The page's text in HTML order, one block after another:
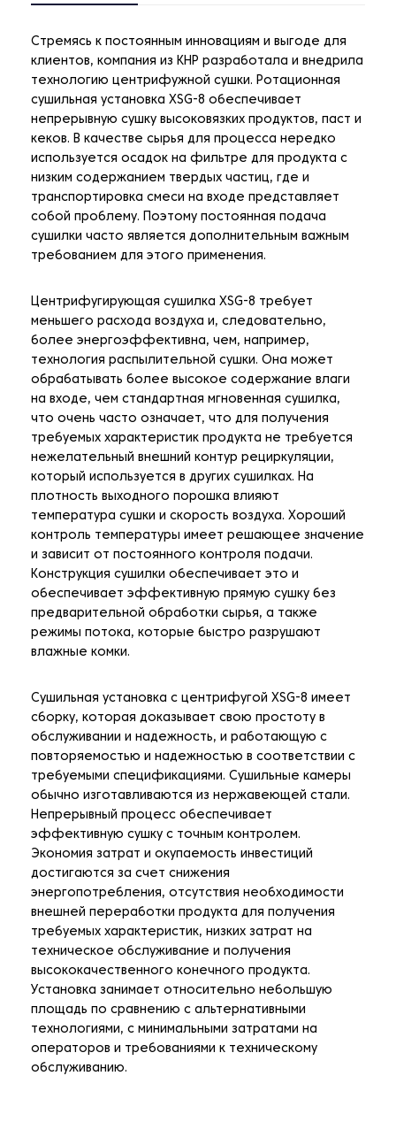
Стремясь к постоянным инновациям и выгоде для
клиентов, компания из КНР разработала и внедрила
технологию центрифужной сушки. Ротационная
сушильная установка XSG-8 обеспечивает
непрерывную сушку высоковязких продуктов, паст и
кеков. В качестве сырья для процесса нередко
используется осадок на фильтре для продукта с
низким содержанием твердых частиц, где и
транспортировка смеси на входе представляет
собой проблему. Поэтому постоянная подача
сушилки часто является дополнительным важным
требованием для этого применения.
Центрифугирующая сушилка XSG-8 требует
меньшего расхода воздуха и, следовательно,
более энергоэффективна, чем, например,
технология распылительной сушки. Она может
обрабатывать более высокое содержание влаги
на входе, чем стандартная мгновенная сушилка,
что очень часто означает, что для получения
требуемых характеристик продукта не требуется
нежелательный внешний контур рециркуляции,
который используется в других сушилках. На
плотность выходного порошка влияют
температура сушки и скорость воздуха. Хороший
контроль температуры имеет решающее значение
и зависит от постоянного контроля подачи.
Конструкция сушилки обеспечивает это и
обеспечивает эффективную прямую сушку без
предварительной обработки сырья, а также
режимы потока, которые быстро разрушают
влажные комки.
Сушильная установка с центрифугой XSG-8 имеет
сборку, которая доказывает свою простоту в
обслуживании и надежность, и работающую с
повторяемостью и надежностью в соответствии с
требуемыми спецификациями. Сушильные камеры
обычно изготавливаются из нержавеющей стали.
Непрерывный процесс обеспечивает
эффективную сушку с точным контролем.
Экономия затрат и окупаемость инвестиций
достигаются за счет снижения
энергопотребления, отсутствия необходимости
внешней переработки продукта для получения
требуемых характеристик, низких затрат на
техническое обслуживание и получения
высококачественного конечного продукта.
Установка занимает относительно небольшую
площадь по сравнению с альтернативными
технологиями, с минимальными затратами на
операторов и требованиями к техническому
обслуживанию.